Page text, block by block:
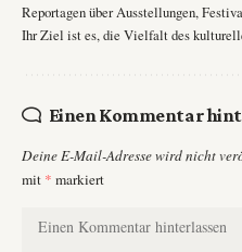
Reportagen über Ausstellungen,
Ihr Ziel ist es, die Vielfalt des
Einen Kommentar
Deine E-Mail-Adresse wird nicht
mit * markiert